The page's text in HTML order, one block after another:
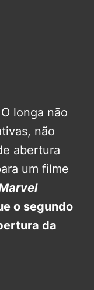
longa não
não
abertura
um filme
o segundo
da